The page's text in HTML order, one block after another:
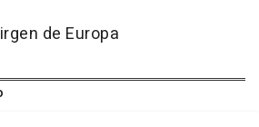
de Europa